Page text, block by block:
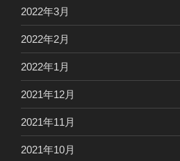
2022年3月
2022年2月
2022年1月
2021年12月
2021年11月
2021年10月